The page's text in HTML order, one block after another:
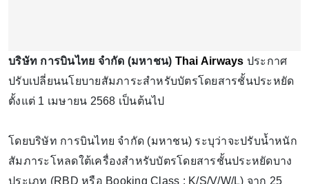
บริษัท การบินไทย จำกัด (มหาชน) Thai Airways ประกาศ
ปรับเปลี่ยนนโยบายสัมภาระสำหรับบัตรโดยสารชั้นประหยัด
ตั้งแต่ 1 เมษายน 2568 เป็นต้นไป
โดยบริษัท การบินไทย จำกัด (มหาชน) ระบุว่าจะปรับน้ำหนัก
สัมภาระโหลดใต้เครื่องสำหรับบัตรโดยสารชั้นประหยัดบาง
ประเภท (RBD หรือ Booking Class : K/S/V/W/L) จาก 25